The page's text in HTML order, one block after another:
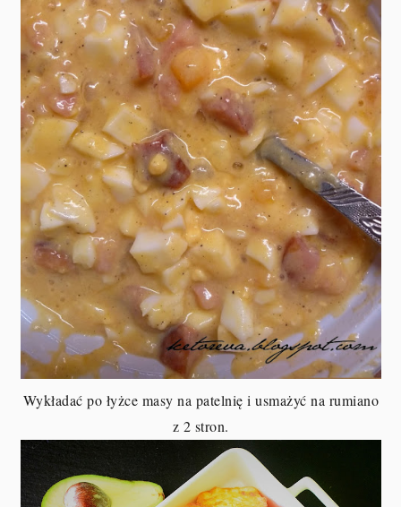
Wykładać po łyżce masy na patelnię i usmażyć na rumiano
z 2 stron.